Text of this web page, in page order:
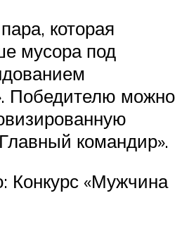
которая
мусора под
Победителю можно
командир».
Конкурс «Мужчина